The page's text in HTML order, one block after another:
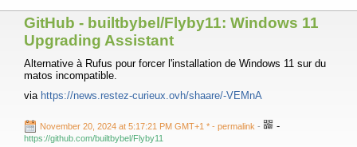
GitHub - builtbybel/Flyby11: Windows 11
Upgrading Assistant
Alternative à Rufus pour forcer l'installation de Windows 11 sur du
matos incompatible.
via https://news.restez-curieux.ovh/shaare/-VEMnA
November 20, 2024 at 5:17:21 PM GMT+1 * - permalink - -
https://github.com/builtbybel/Flyby11